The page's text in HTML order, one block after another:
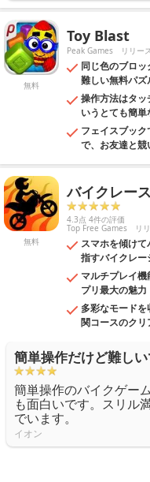
無料
Toy Blast
Peak Games リリー
同じ色のブロ
難しい無料パズ
操作方法はタッ
いうとても簡単
フェイスブッ
で、お友達と競
無料
バイクレー
4.3点 4件の評価
Top Free Games リ
スマホを傾け
指すバイクレ
マルチプレイ
プリ最大の魅力
多彩なモード
関コースのク
簡単操作だけど難し
簡単操作のバイクゲー
も面白いです。スリル
でいます。
イオン